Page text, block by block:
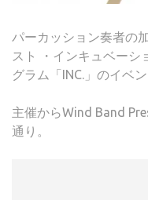
パーカッション奏者の
スト ・インキュベーシ
グラム「INC.」のイベ
主催からWind Band
通り。